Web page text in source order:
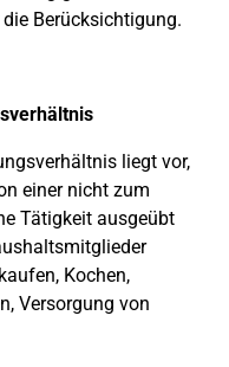
Berücksichtigung.
liegt vor,
einer nicht zum
Tätigkeit ausgeübt
Kochen,
Versorgung von